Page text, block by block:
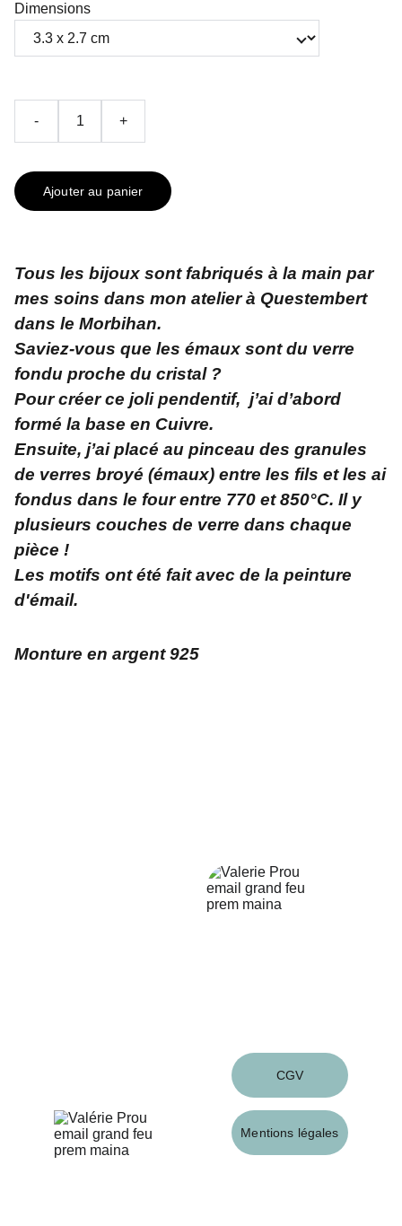
Dimensions
- +
Ajouter au panier
Tous les bijoux sont fabriqués à la main par
mes soins dans mon atelier à Questembert
dans le Morbihan.
Saviez-vous que les émaux sont du verre
fondu proche du cristal ?
Pour créer ce joli pendentif, j’ai d’abord
formé la base en Cuivre.
Ensuite, j’ai placé au pinceau des granules
de verres broyé (émaux) entre les fils et les ai
fondus dans le four entre 770 et 850°C. Il y
plusieurs couches de verre dans chaque
pièce !
Les motifs ont été fait avec de la peinture
d'émail.
Monture en argent 925
CGV
Mentions légales